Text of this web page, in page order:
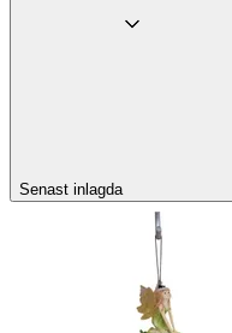
Senast inlagda